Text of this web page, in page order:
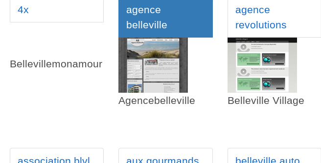
4x
Bellevillemonamour
agence
belleville
Agencebelleville
agence
revolutions
Belleville Village